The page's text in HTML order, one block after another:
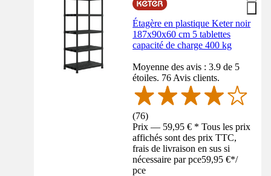
Étagère en plastique Keter noir
187x90x60 cm 5 tablettes
capacité de charge 400 kg
Moyenne des avis : 3.9 de 5
étoiles. 76 Avis clients.
(76)
Prix — 59,95 € * Tous les prix
affichés sont des prix TTC,
frais de livraison en sus si
nécessaire par pce59,95 €*/
pce